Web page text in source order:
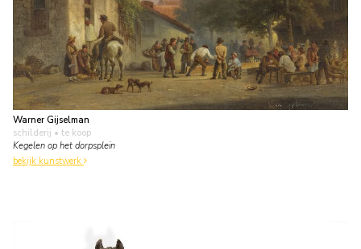
Warner Gijselman
schilderij • te koop
Kegelen op het dorpsplein
bekijk kunstwerk